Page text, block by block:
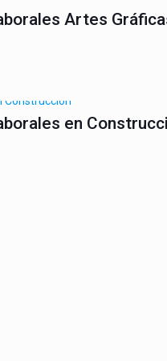
Artes
en